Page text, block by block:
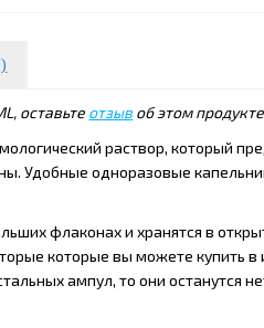
оставьте отзыв об этом
раствор, который
Удобные одноразовые
флаконах и хранятся в
которые вы можете купить
ампул, то они останутся